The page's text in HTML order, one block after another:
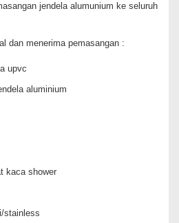
jendela alumunium ke seluruh
dan menerima pemasangan :
upvc
aluminium
kaca shower
stainless